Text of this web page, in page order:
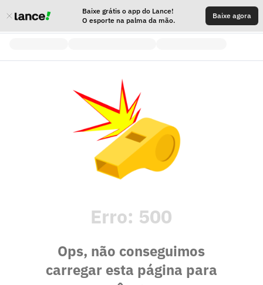
Baixe grátis o app do Lance!
O esporte na palma da mão.
Baixe agora
Erro: 500
Ops, não conseguimos
carregar esta página para